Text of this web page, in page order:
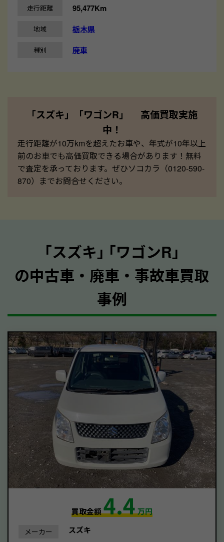
走行距離 95,477Km
地域 栃木県
種別 廃車
「スズキ」「ワゴンR」 高価買取実施
中！
走行距離が10万kmを超えたお車や、年式が10年以上
前のお車でも高価買取できる場合があります！無料
で査定を承っております。ぜひソコカラ（0120-590-
870）までお問合せください。
｢スズキ｣ ｢ワゴンR｣
の中古車・廃車・事故車買取
事例
買取金額4.4万円
メーカー スズキ